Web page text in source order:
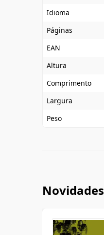
Idioma
Páginas
EAN
Altura
Comprimento
Largura
Peso